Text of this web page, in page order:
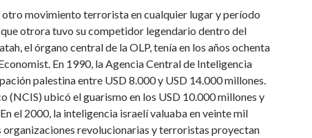
otro movimiento terrorista en cualquier lugar y período
otrora tuvo su competidor legendario dentro del
el órgano central de la OLP, tenía en los años ochenta
En 1990, la Agencia Central de Inteligencia
palestina entre USD 8.000 y USD 14.000 millones.
ubicó el guarismo en los USD 10.000 millones y
el 2000, la inteligencia israelí valuaba en veinte mil
organizaciones revolucionarias y terroristas proyectan